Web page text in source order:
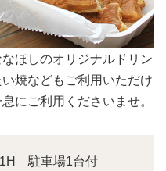
い日差しが入り込みま
1H 駐車場1台付